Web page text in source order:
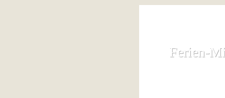
Ferien-
Ferien-